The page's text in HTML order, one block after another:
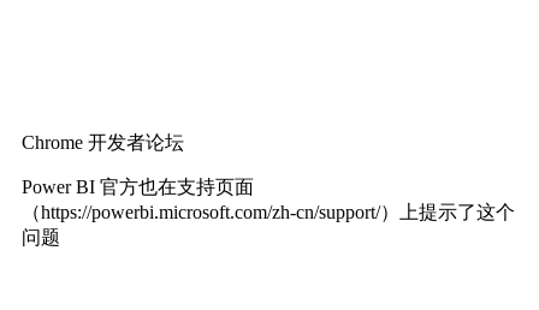
Chrome 开发者论坛
Power BI 官方也在支持页面
（https://powerbi.microsoft.com/zh-cn/support/）上提示了这个
问题